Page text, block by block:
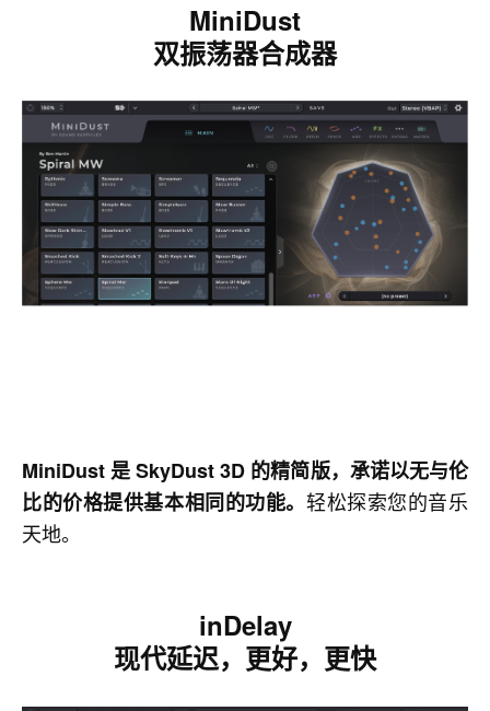
MiniDust
双振荡器合成器
MiniDust 是 SkyDust 3D 的精简版，承诺以无与伦
比的价格提供基本相同的功能。 轻松探索您的音乐
天地。
inDelay
现代延迟，更好，更快